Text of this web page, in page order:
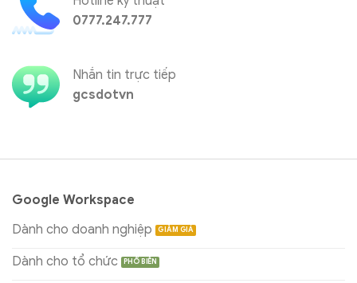
0777.247.777
Nhắn tin trực tiếp
gcsdotvn
Google Workspace
Dành cho doanh nghiệp
Dành cho tổ chức